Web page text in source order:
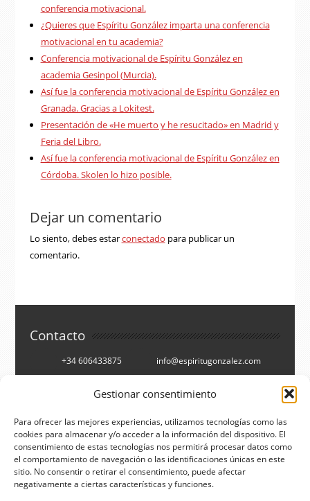
Gestionar consentimiento
Para ofrecer las mejores experiencias, utilizamos tecnologías como las
cookies para almacenar y/o acceder a la información del dispositivo. El
consentimiento de estas tecnologías nos permitirá procesar datos como
el comportamiento de navegación o las identificaciones únicas en este
sitio. No consentir o retirar el consentimiento, puede afectar
negativamente a ciertas características y funciones.
conferencia motivacional.
¿Quieres que Espíritu González imparta una conferencia
motivacional en tu academia?
Conferencia motivacional de Espíritu González en
academia Gesinpol (Murcia).
Así fue la conferencia motivacional de Espíritu González en
Granada. Gracias a Lokitest.
Presentación de «He muerto y he resucitado» en Madrid y
Feria del Libro.
Así fue la conferencia motivacional de Espíritu González en
Córdoba. Skolen lo hizo posible.
Dejar un comentario
Lo siento, debes estarconectado para publicar un
comentario.
Contacto
+34 606433875 info@espiritugonzalez.com
Cartagena, España
Síguenos en
Facebook
Twitter
You Tube
RSS